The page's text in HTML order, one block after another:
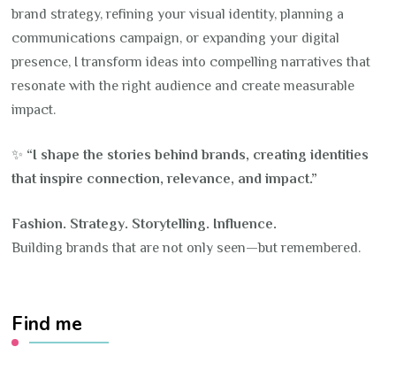
brand strategy, refining your visual identity, planning a
communications campaign, or expanding your digital
presence, I transform ideas into compelling narratives that
resonate with the right audience and create measurable
impact.
✨ “I shape the stories behind brands, creating identities
that inspire connection, relevance, and impact.”
Fashion. Strategy. Storytelling. Influence.
Building brands that are not only seen—but remembered.
Find me